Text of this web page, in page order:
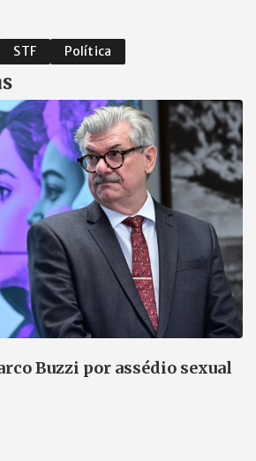
STF Política
Buzzi por assédio sexual